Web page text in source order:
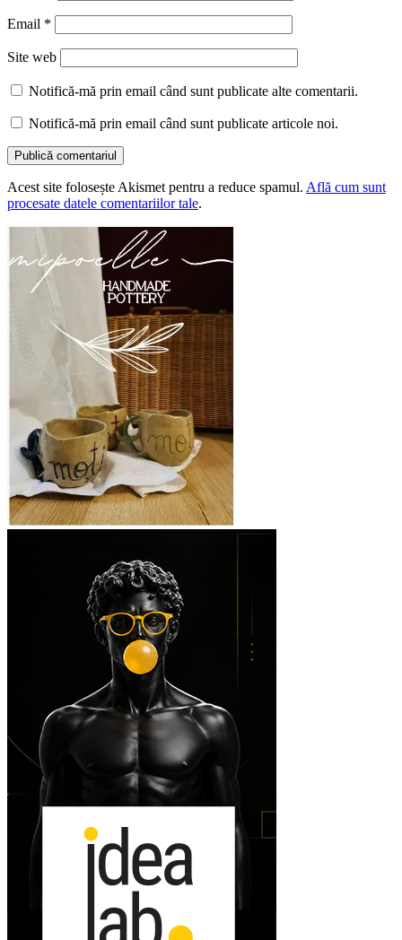
Email *
Site web
Notifică-mă prin email când sunt publicate alte comentarii.
Notifică-mă prin email când sunt publicate articole noi.
Acest site folosește Akismet pentru a reduce spamul. Află cum sunt
procesate datele comentariilor tale.